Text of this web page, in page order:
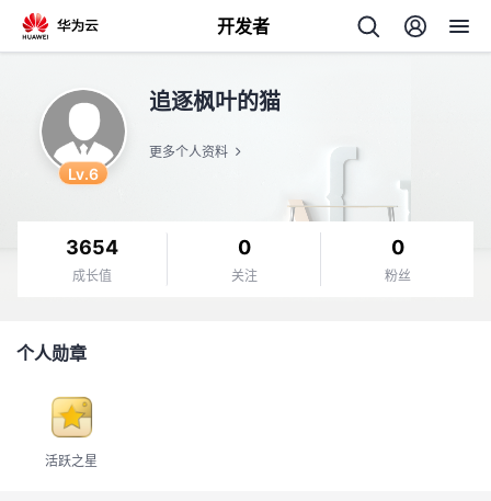
开发者
Lv.6
追逐枫叶的猫
更多个人资料
3654
成长值
0
关注
0
粉丝
个人勋章
活跃之星